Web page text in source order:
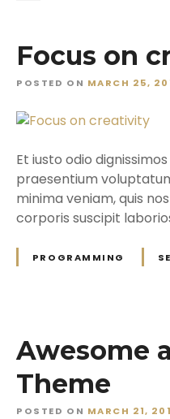
Focus on
POSTED ON MARCH 25,
Et iusto odio
praesentium
minima veniam, quis
corporis suscipit
PROGRAMMING
Awesome
Theme
POSTED ON MARCH 21,